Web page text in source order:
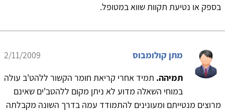
בספק או נטיעת תקוות שווא במטופל.
מתן קולומבוס
2/11/2009
תמיהה. תמיד אחרי קריאת חומר הקשור ללהט'ב עולה
במוחי השאלה מדוע לא ניתן מקום ללהטב'ים שאינם
מרוצים מנטייתם ומעונינים להתמודד עמה בדרך השונה מקבלתה